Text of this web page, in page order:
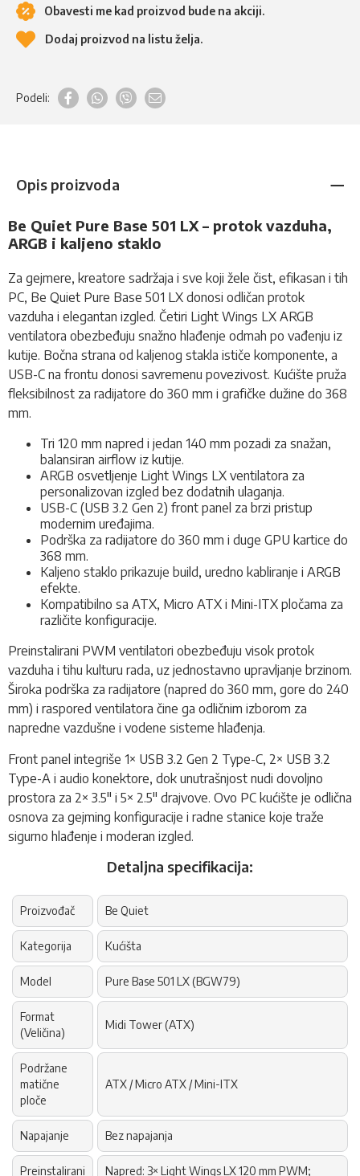
Obavesti me kad proizvod bude na akciji.
Dodaj proizvod na listu želja.
Podeli:
Opis proizvoda
Be Quiet Pure Base 501 LX – protok vazduha,
ARGB i kaljeno staklo
Za gejmere, kreatore sadržaja i sve koji žele čist, efikasan i tih
PC, Be Quiet Pure Base 501 LX donosi odličan protok
vazduha i elegantan izgled. Četiri Light Wings LX ARGB
ventilatora obezbeđuju snažno hlađenje odmah po vađenju iz
kutije. Bočna strana od kaljenog stakla ističe komponente, a
USB-C na frontu donosi savremenu povezivost. Kućište pruža
fleksibilnost za radijatore do 360 mm i grafičke dužine do 368
mm.
Tri 120 mm napred i jedan 140 mm pozadi za snažan,
balansiran airflow iz kutije.
ARGB osvetljenje Light Wings LX ventilatora za
personalizovan izgled bez dodatnih ulaganja.
USB-C (USB 3.2 Gen 2) front panel za brzi pristup
modernim uređajima.
Podrška za radijatore do 360 mm i duge GPU kartice do
368 mm.
Kaljeno staklo prikazuje build, uredno kabliranje i ARGB
efekte.
Kompatibilno sa ATX, Micro ATX i Mini-ITX pločama za
različite konfiguracije.
Preinstalirani PWM ventilatori obezbeđuju visok protok
vazduha i tihu kulturu rada, uz jednostavno upravljanje brzinom.
Široka podrška za radijatore (napred do 360 mm, gore do 240
mm) i raspored ventilatora čine ga odličnim izborom za
napredne vazdušne i vodene sisteme hlađenja.
Front panel integriše 1× USB 3.2 Gen 2 Type-C, 2× USB 3.2
Type-A i audio konektore, dok unutrašnjost nudi dovoljno
prostora za 2× 3.5" i 5× 2.5" drajvove. Ovo PC kućište je odlična
osnova za gejming konfiguracije i radne stanice koje traže
sigurno hlađenje i moderan izgled.
Detaljna specifikacija:
Proizvođač Be Quiet
Kategorija Kućišta
Model Pure Base 501 LX (BGW79)
Format
(Veličina)
Midi Tower (ATX)
Podržane
matične
ploče
ATX / Micro ATX / Mini-ITX
Napajanje Bez napajanja
Preinstalirani Napred: 3× Light Wings LX 120 mm PWM;